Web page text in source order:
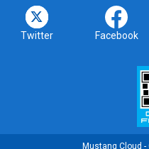
Twitter Facebook
Mustang Cloud -